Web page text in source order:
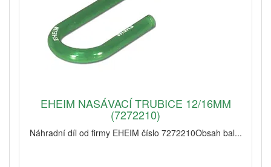
EHEIM NASÁVACÍ TRUBICE 12/16MM
(7272210)
Náhradní díl od firmy EHEIM číslo 7272210Obsah bal...